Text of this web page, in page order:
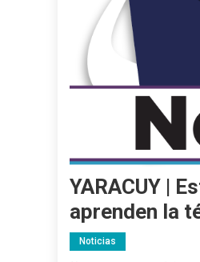
YARACUY |
aprenden la
Noticias